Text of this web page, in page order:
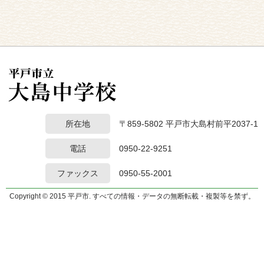
所在地 〒859-5802 平戸市大島村前平2037-1
電話 0950-22-9251
ファックス 0950-55-2001
Copyright © 2015 平戸市. すべての情報・データの無断転載・複製等を禁ず。